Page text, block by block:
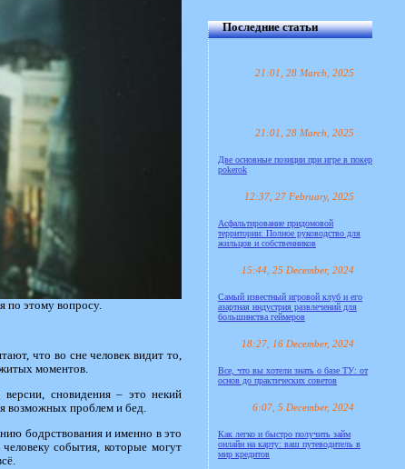
по этому вопросу.
что во сне человек видит то,
моментов.
сновидения – это некий
возможных проблем и бед.
бодрствования и именно в это
события, которые могут
Последние статьи
21:01, 28 March, 2025
21:01, 28 March, 2025
Две основные позиции при игре в покер
pokerok
12:37, 27 February, 2025
Асфальтирование придомовой
территории: Полное руководство для
жильцов и собственников
15:44, 25 December, 2024
Самый известный игровой клуб и его
азартная индустрия развлечений для
большинства геймеров
18:27, 16 December, 2024
Все, что вы хотели знать о базе ТУ: от
основ до практических советов
6:07, 5 December, 2024
Как легко и быстро получить займ
онлайн на карту: ваш путеводитель в
мир кредитов